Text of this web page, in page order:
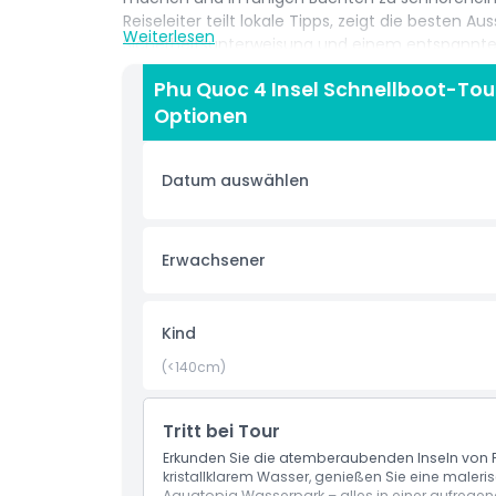
Reiseleiter teilt lokale Tipps, zeigt die besten
Sicherheitsunterweisung und einem
Sie sich nie gehetzt fühlen. Nach einem
leckeren vietnamesischen Mittagessen mit
dem nächsten Highlight. Zum Abschluss
Welt für unvergessliche Panoramablicke auf
Rücktransfer vom Hotel inklusive ist diese
Paare, Freunde und Familien, die eine
wünschen. Buchen Sie diese Phu Quoc Insel-
Inklusivleistungen
Richtlinie für Kinder und Erwachsene
Weiterlesen
Phu Quoc 4 Insel Schnellboot-
Optionen
Datum auswählen
Erwachsener
Kind
(<140cm)
Tritt bei Tour
Erkunden Sie die atemberaubenden Inseln
kristallklarem Wasser, genießen Sie eine